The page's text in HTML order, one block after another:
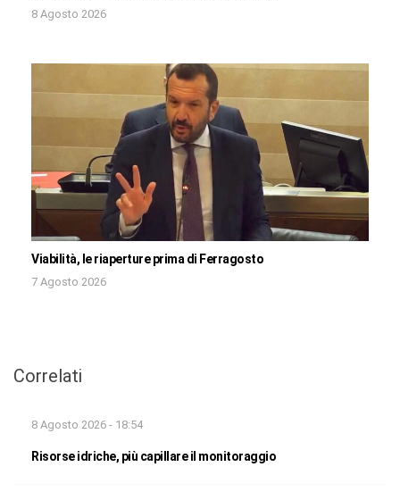
8 Agosto 2026
Viabilità, le riaperture prima di Ferragosto
7 Agosto 2026
Correlati
8 Agosto 2026 - 18:54
Risorse idriche, più capillare il monitoraggio